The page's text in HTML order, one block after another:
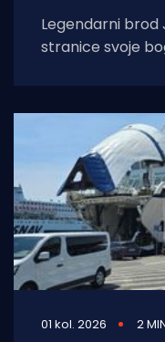
Legendarni brod
stranice svoje
01 kol. 2026 2